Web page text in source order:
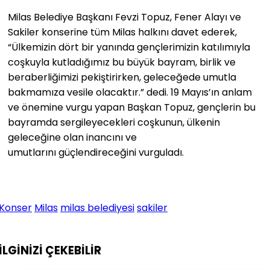
Milas Belediye Başkanı Fevzi Topuz, Fener Alayı ve
Sakiler konserine tüm Milas halkını davet ederek,
“Ülkemizin dört bir yanında gençlerimizin katılımıyla
coşkuyla kutladığımız bu büyük bayram, birlik ve
beraberliğimizi pekiştirirken, geleceğede umutla
bakmamıza vesile olacaktır.” dedi. 19 Mayıs’ın anlam
ve önemine vurgu yapan Başkan Topuz, gençlerin bu
bayramda sergileyecekleri coşkunun, ülkenin
geleceğine olan inancını ve
umutlarını güçlendireceğini vurguladı.
Milas milas belediyesisakiler
ÇEKEBİLİR